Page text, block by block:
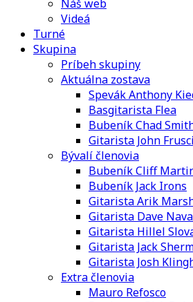
Náš web
Videá
Turné
Skupina
Príbeh skupiny
Aktuálna zostava
Spevák Anthony
Basgitarista Flea
Bubeník Chad
Gitarista John
Bývalí členovia
Bubeník Cliff
Bubeník Jack Irons
Gitarista Arik
Gitarista Dave
Gitarista Hillel
Gitarista Jack
Gitarista Josh
Extra členovia
Mauro Refosco